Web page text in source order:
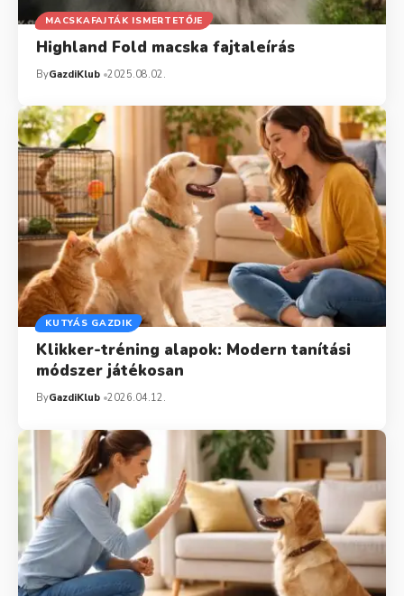
MACSKAFAJTÁK ISMERTETŐJE
Highland Fold macska fajtaleírás
ByGazdiKlub 2025.08.02.
KUTYÁS GAZDIK
Klikker-tréning alapok: Modern tanítási
módszer játékosan
ByGazdiKlub 2026.04.12.